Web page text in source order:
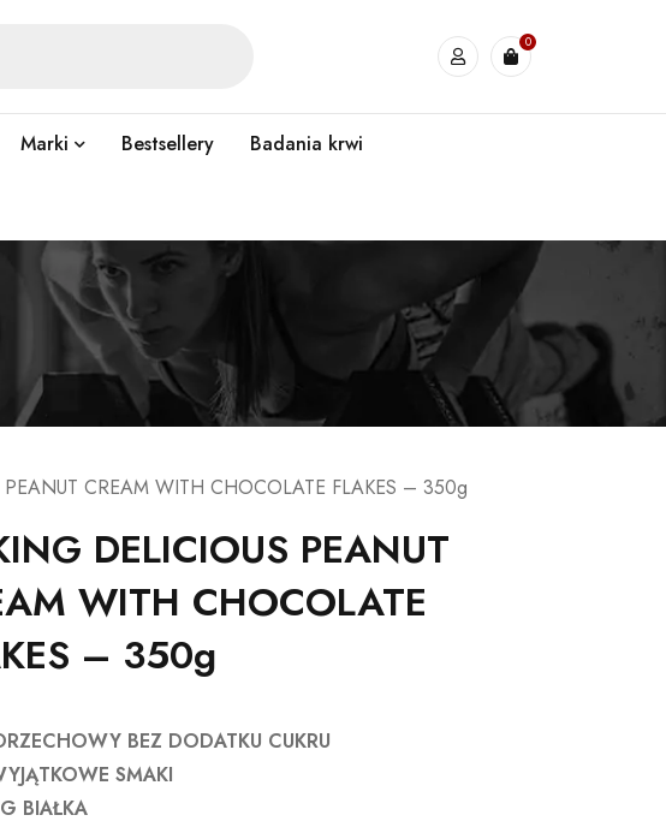
0
Marki Bestsellery
Badania krwi
PEANUT CREAM WITH CHOCOLATE FLAKES – 350g
DELICIOUS PEANUT
WITH CHOCOLATE
– 350g
BEZ DODATKU CUKRU
SMAKI
BIAŁKA